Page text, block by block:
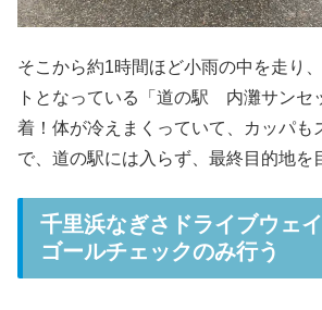
そこから約1時間ほど小雨の中を走り
トとなっている「道の駅 内灘サンセ
着！体が冷えまくっていて、カッパも
で、道の駅には入らず、最終目的地を
千里浜なぎさドライブウェイ
ゴールチェックのみ行う